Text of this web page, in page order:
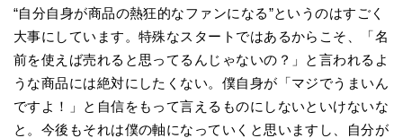
“自分自身が商品の熱狂的なファンになる”というのはすごく
大事にしています。特殊なスタートではあるからこそ、「名
前を使えば売れると思ってるんじゃないの？」と言われるよ
うな商品には絶対にしたくない。僕自身が「マジでうまいん
ですよ！」と自信をもって言えるものにしないといけないな
と。今後もそれは僕の軸になっていくと思いますし、自分が